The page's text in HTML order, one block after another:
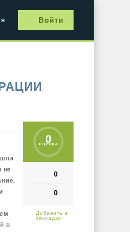
Войти
0
оценка
0
0
не
в